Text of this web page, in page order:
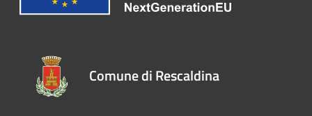
Comune di Rescaldina